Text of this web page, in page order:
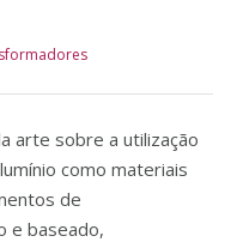
arte sobre a utilização
como materiais
de
e baseado,